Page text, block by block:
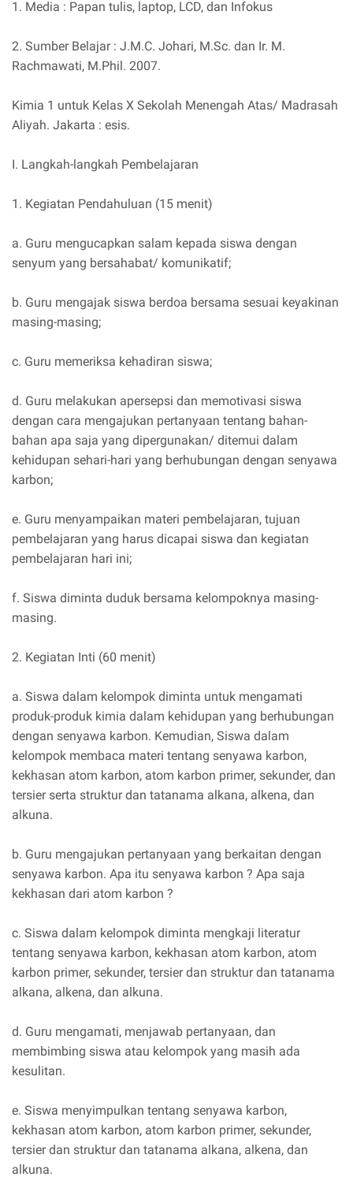
1. Media : Papan tulis, laptop, LCD, dan Infokus
2. Sumber Belajar : J.M.C. Johari, M.Sc. dan Ir. M.
Rachmawati, M.Phil. 2007.
Kimia 1 untuk Kelas X Sekolah Menengah Atas/ Madrasah
Aliyah. Jakarta : esis.
I. Langkah-langkah Pembelajaran
1. Kegiatan Pendahuluan (15 menit)
a. Guru mengucapkan salam kepada siswa dengan
senyum yang bersahabat/ komunikatif;
b. Guru mengajak siswa berdoa bersama sesuai keyakinan
masing-masing;
c. Guru memeriksa kehadiran siswa;
d. Guru melakukan apersepsi dan memotivasi siswa
dengan cara mengajukan pertanyaan tentang bahan-
bahan apa saja yang dipergunakan/ ditemui dalam
kehidupan sehari-hari yang berhubungan dengan senyawa
karbon;
e. Guru menyampaikan materi pembelajaran, tujuan
pembelajaran yang harus dicapai siswa dan kegiatan
pembelajaran hari ini;
f. Siswa diminta duduk bersama kelompoknya masing-
masing.
2. Kegiatan Inti (60 menit)
a. Siswa dalam kelompok diminta untuk mengamati
produk-produk kimia dalam kehidupan yang berhubungan
dengan senyawa karbon. Kemudian, Siswa dalam
kelompok membaca materi tentang senyawa karbon,
kekhasan atom karbon, atom karbon primer, sekunder, dan
tersier serta struktur dan tatanama alkana, alkena, dan
alkuna.
b. Guru mengajukan pertanyaan yang berkaitan dengan
senyawa karbon. Apa itu senyawa karbon ? Apa saja
kekhasan dari atom karbon ?
c. Siswa dalam kelompok diminta mengkaji literatur
tentang senyawa karbon, kekhasan atom karbon, atom
karbon primer, sekunder, tersier dan struktur dan tatanama
alkana, alkena, dan alkuna.
d. Guru mengamati, menjawab pertanyaan, dan
membimbing siswa atau kelompok yang masih ada
kesulitan.
e. Siswa menyimpulkan tentang senyawa karbon,
kekhasan atom karbon, atom karbon primer, sekunder,
tersier dan struktur dan tatanama alkana, alkena, dan
alkuna.